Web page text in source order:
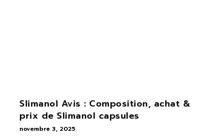
Slimanol Avis : Composition, achat &
prix de Slimanol capsules
novembre 3, 2025